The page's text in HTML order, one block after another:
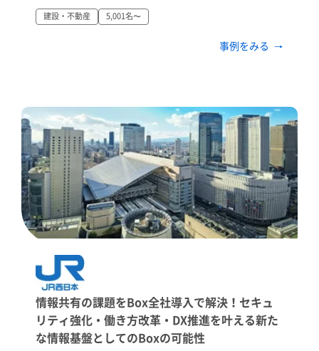
建設・不動産 5,001名〜
事例をみる
情報共有の課題をBox全社導入で解決！セキュ
リティ強化・働き方改革・DX推進を叶える新た
な情報基盤としてのBoxの可能性